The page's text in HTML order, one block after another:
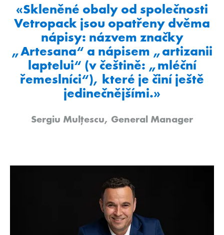
«Skleněné obaly od společnosti
Vetropack jsou opatřeny dvěma
nápisy: názvem značky
„Artesana“ a nápisem „artizanii
laptelui“ (v češtině: „mléční
řemeslníci“), které je činí ještě
jedinečnějšími.»
Sergiu Mulțescu, General Manager